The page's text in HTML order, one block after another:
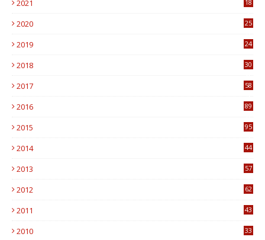
2021
18
2020
25
2019
24
2018
30
2017
58
2016
89
2015
95
2014
44
2013
57
2012
62
2011
43
2010
33